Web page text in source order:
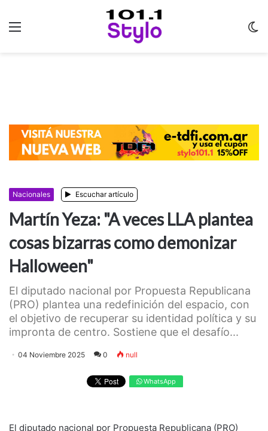
Nacionales Escuchar artículo
Martín Yeza: "A veces LLA plantea
cosas bizarras como demonizar
Halloween"
El diputado nacional por Propuesta Republicana
(PRO) plantea una redefinición del espacio, con
el objetivo de recuperar su identidad política y su
impronta de centro. Sostiene que el desafío...
04 Noviembre 2025 0 null
WhatsApp
El diputado nacional por Propuesta Republicana (PRO)